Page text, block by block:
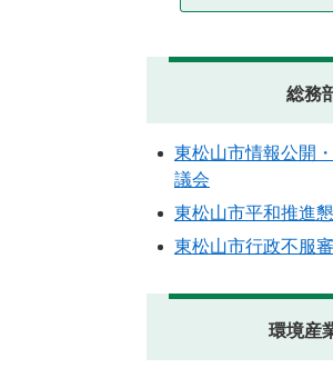
総務
東松山市情報公開
議会
東松山市平和推進
東松山市行政不服
環境産